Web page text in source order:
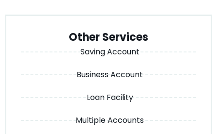
Other Services
Saving Account
Business Account
Loan Facility
Multiple Accounts